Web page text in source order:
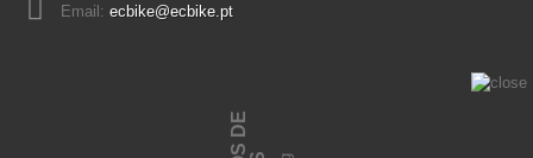
Email: ecbike@ecbike.pt